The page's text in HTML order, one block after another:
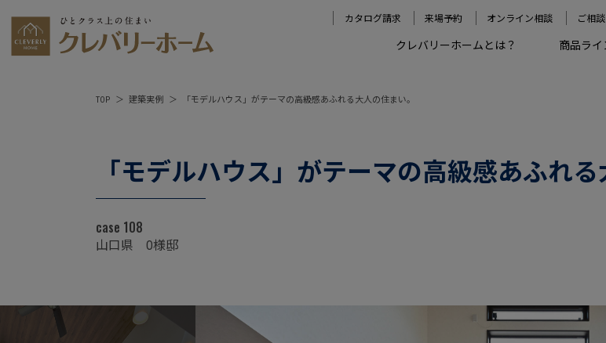
カタログ請求 来場予約 オンライン相談 ご相
クレバリーホームとは？ 商品ラ
TOP 建築実例 「モデルハウス」がテーマの高級感あふれる大人の住まい。
「モデルハウス」がテーマの高級感あふれる
case 108
山口県 O様邸